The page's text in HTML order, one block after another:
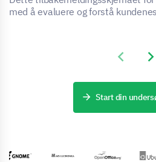
med å evaluere og forstå
Previous
Start din